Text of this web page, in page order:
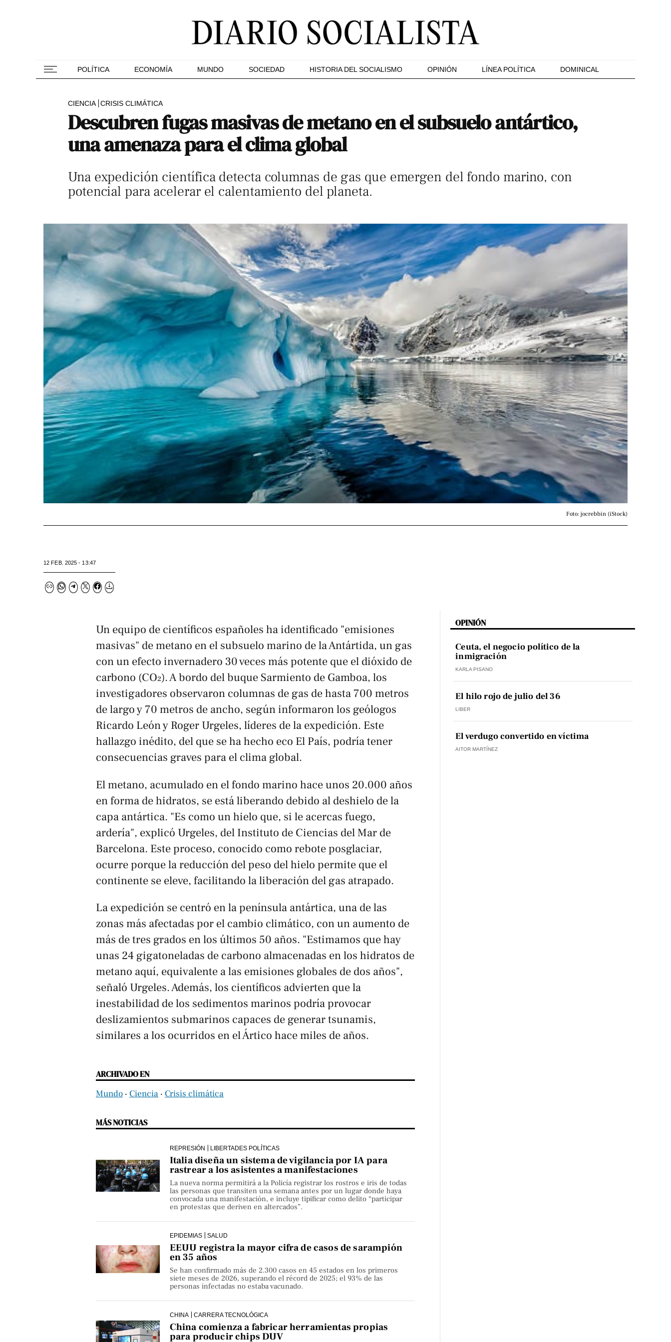
POLÍTICA ECONOMÍA MUNDO SOCIEDAD HISTORIA DEL SOCIALISMO OPINIÓN LÍNEA POLÍTICA DOMINICAL
CIENCIA CRISIS CLIMÁTICA
Descubren fugas masivas de metano en el subsuelo antártico,
una amenaza para el clima global
Una expedición científica detecta columnas de gas que emergen del fondo marino, con
potencial para acelerar el calentamiento del planeta.
Foto: jocrebbin (iStock)
12 FEB. 2025 - 13:47
Un equipo de científicos españoles ha identificado "emisiones
masivas" de metano en el subsuelo marino de la Antártida, un gas
con un efecto invernadero 30 veces más potente que el dióxido de
carbono (CO₂). A bordo del buque Sarmiento de Gamboa, los
investigadores observaron columnas de gas de hasta 700 metros
de largo y 70 metros de ancho, según informaron los geólogos
Ricardo León y Roger Urgeles, líderes de la expedición. Este
hallazgo inédito, del que se ha hecho eco El País, podría tener
consecuencias graves para el clima global.
El metano, acumulado en el fondo marino hace unos 20.000 años
en forma de hidratos, se está liberando debido al deshielo de la
capa antártica. "Es como un hielo que, si le acercas fuego,
ardería", explicó Urgeles, del Instituto de Ciencias del Mar de
Barcelona. Este proceso, conocido como rebote posglaciar,
ocurre porque la reducción del peso del hielo permite que el
continente se eleve, facilitando la liberación del gas atrapado.
La expedición se centró en la península antártica, una de las
zonas más afectadas por el cambio climático, con un aumento de
más de tres grados en los últimos 50 años. "Estimamos que hay
unas 24 gigatoneladas de carbono almacenadas en los hidratos de
metano aquí, equivalente a las emisiones globales de dos años",
señaló Urgeles. Además, los científicos advierten que la
inestabilidad de los sedimentos marinos podría provocar
deslizamientos submarinos capaces de generar tsunamis,
similares a los ocurridos en el Ártico hace miles de años.
ARCHIVADO EN
Mundo ‧ Ciencia ‧ Crisis climática
MÁS NOTICIAS
REPRESIÓN LIBERTADES POLÍTICAS
Italia diseña un sistema de vigilancia por IA para
rastrear a los asistentes a manifestaciones
La nueva norma permitirá a la Policía registrar los rostros e iris de todas
las personas que transiten una semana antes por un lugar donde haya
convocada una manifestación, e incluye tipificar como delito “participar
en protestas que deriven en altercados”.
EPIDEMIAS SALUD
EEUU registra la mayor cifra de casos de sarampión
en 35 años
Se han confirmado más de 2.300 casos en 45 estados en los primeros
siete meses de 2026, superando el récord de 2025; el 93% de las
personas infectadas no estaba vacunado.
CHINA CARRERA TECNOLÓGICA
China comienza a fabricar herramientas propias
para producir chips DUV
OPINIÓN
Ceuta, el negocio político de la
inmigración
KARLA PISANO
El hilo rojo de julio del 36
LIBER
El verdugo convertido en víctima
AITOR MARTÍNEZ